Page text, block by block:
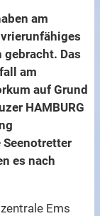
am
Das
am
auf Grund
HAMBURG
Seenotretter
es nach
Ems